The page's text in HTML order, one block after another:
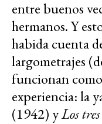
entre buenos
hermanos. Y
habida cuenta
largometrajes
funcionan
experiencia: la
(1942) yLos